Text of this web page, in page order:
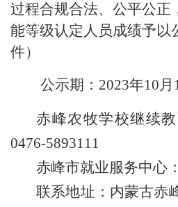
过程合规合法、公平公正
能等级认定人员成绩予以
件）
公示期： 2023年10月
赤峰农牧学校继续
0476-5893111
赤峰市就业服务中心：
联系地址：内蒙古赤